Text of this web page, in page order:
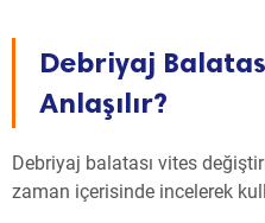
Debriyaj
Anlaşılır?
Debriyaj balatası vites
zaman içerisinde incelerek